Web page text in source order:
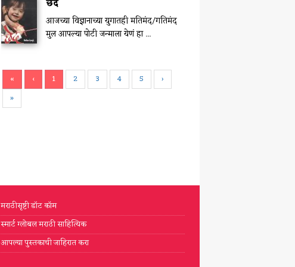
छेद
आजच्या विज्ञानाच्या युगातही मतिमंद/गतिमंद
मुल आपल्या पोटी जन्माला येणं हा ...
« ‹ 1 2 3 4 5
›
»
मराठीसृष्टी डॉट कॉम
स्मार्ट ग्लोबल मराठी साहित्यिक
आपल्या पुस्तकाची जाहिरात करा